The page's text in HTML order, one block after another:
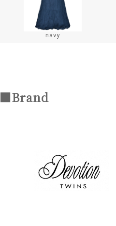
navy
■Brand